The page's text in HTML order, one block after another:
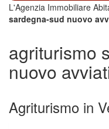
L'Agenzia Immobiliare
sardegna-sud nuovo
agriturismo
nuovo
Agriturismo in